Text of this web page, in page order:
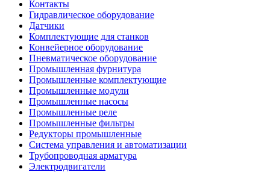
Контакты
Гидравлическое оборудование
Датчики
Комплектующие для станков
Конвейерное оборудование
Пневматическое оборудование
Промышленная фурнитура
Промышленные комплектующие
Промышленные модули
Промышленные насосы
Промышленные реле
Промышленные фильтры
Редукторы промышленные
Система управления и автоматизации
Трубопроводная арматура
Электродвигатели